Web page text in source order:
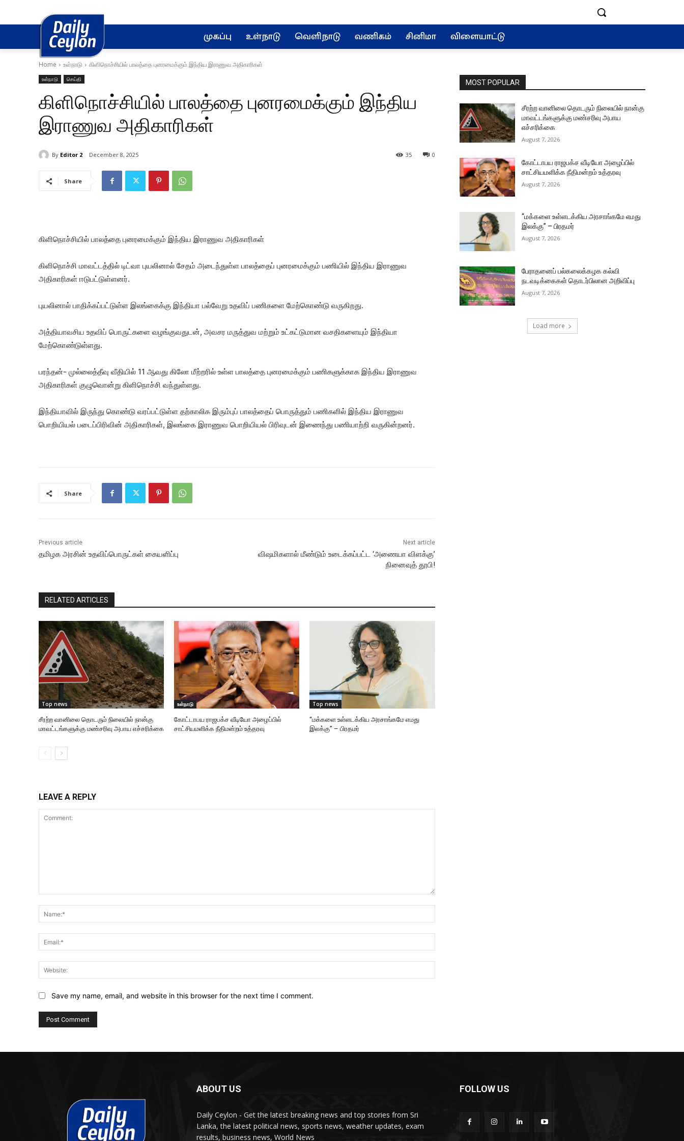
முகப்பு உள்நாடு வெளிநாடு வணிகம் சினிமா விளையாட்டு
Home உள்நாடு கிளிநொச்சியில் பாலத்தை புனரமைக்கும் இந்திய இராணுவ அதிகாரிகள்
உள்நாடு செய்தி
கிளிநொச்சியில் பாலத்தை புனரமைக்கும் இந்திய
இராணுவ அதிகாரிகள்
By Editor 2 December 8, 2025 0
35
Share
கிளிநொச்சியில் பாலத்தை புனரமைக்கும் இந்திய இராணுவ அதிகாரிகள்
கிளிநொச்சி மாவட்டத்தில் டிட்வா புயலினால் சேதம் அடைந்துள்ள பாலத்தைப் புனரமைக்கும் பணியில் இந்திய இராணுவ
அதிகாரிகள் ஈடுபட்டுள்ளனர்.
புயலினால் பாதிக்கப்பட்டுள்ள இலங்கைக்கு இந்தியா பல்வேறு உதவிப் பணிகளை மேற்கொண்டு வருகிறது.
அத்தியாவசிய உதவிப் பொருட்களை வழங்குவதுடன், அவசர மருத்துவ மற்றும் உட்கட்டுமான வசதிகளையும் இந்தியா
மேற்கொண்டுள்ளது.
பரந்தன்- முல்லைத்தீவு வீதியில் 11 ஆவது கிலோ மீற்றரில் உள்ள பாலத்தை புனரமைக்கும் பணிகளுக்காக இந்திய இராணுவ
அதிகாரிகள் குழுவொன்று கிளிநொச்சி வந்துள்ளது.
இந்தியாவில் இருந்து கொண்டு வரப்பட்டுள்ள தற்காலிக இரும்புப் பாலத்தைப் பொருத்தும் பணிகளில் இந்திய இராணுவ
பொறியியல் படைப்பிரிவின் அதிகாரிகள், இலங்கை இராணுவ பொறியியல் பிரிவுடன் இணைந்து பணியாற்றி வருகின்றனர்.
Share
Previous article
தமிழக அரசின் உதவிப்பொருட்கள் கையளிப்பு
Next article
விஷமிகளால் மீண்டும் உடைக்கப்பட்ட ‘அணையா விளக்கு’
நினைவுத் தூபி!
RELATED ARTICLES
Top news
சீரற்ற வானிலை தொடரும் நிலையில் நான்கு
மாவட்டங்களுக்கு மண்சரிவு அபாய எச்சரிக்கை
உள்நாடு
கோட்டாபய ராஜபக்ச வீடியோ அழைப்பில்
சாட்சியமளிக்க நீதிமன்றம் உத்தரவு
Top news
“மக்களை உள்ளடக்கிய அரசாங்கமே எமது
இலக்கு” – பிரதமர்
LEAVE A REPLY
Save my name, email, and website in this browser for the next time I comment.
MOST POPULAR
சீரற்ற வானிலை தொடரும் நிலையில் நான்கு
மாவட்டங்களுக்கு மண்சரிவு அபாய
எச்சரிக்கை
August 7, 2026
கோட்டாபய ராஜபக்ச வீடியோ அழைப்பில்
சாட்சியமளிக்க நீதிமன்றம் உத்தரவு
August 7, 2026
“மக்களை உள்ளடக்கிய அரசாங்கமே எமது
இலக்கு” – பிரதமர்
August 7, 2026
பேராதனைப் பல்கலைக்கழக கல்வி
நடவடிக்கைகள் தொடர்பிலான அறிவிப்பு
August 7, 2026
Load more
ABOUT US
Daily Ceylon - Get the latest breaking news and top stories from Sri
Lanka, the latest political news, sports news, weather updates, exam
results, business news, World News
FOLLOW US